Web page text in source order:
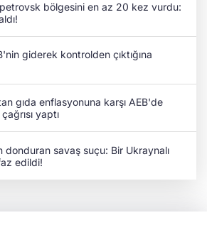
bölgesini en az 20 kez vurdu:
giderek kontrolden çıktığına
gıda enflasyonuna karşı AEB'de
yaptı
donduran savaş suçu: Bir Ukraynalı
edildi!